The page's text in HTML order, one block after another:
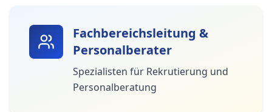
Fachbereichsleitung &
Personalberater
Spezialisten für Rekrutierung und
Personalberatung